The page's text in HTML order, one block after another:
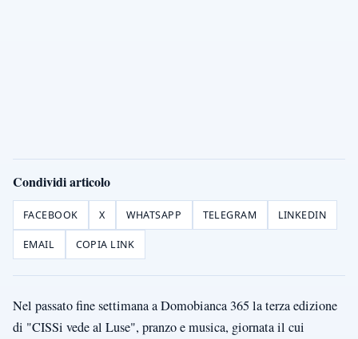
Condividi articolo
FACEBOOK X WHATSAPP TELEGRAM LINKEDIN
EMAIL COPIA LINK
Nel passato fine settimana a Domobianca 365 la terza edizione
di "CISSi vede al Luse", pranzo e musica, giornata il cui